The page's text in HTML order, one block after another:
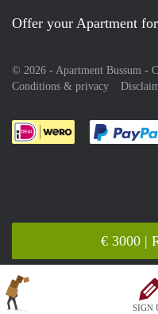
SIGN
€ 3000
Offer your Apartment
© 2026 - Apartment Bussum -
Conditions & privacy